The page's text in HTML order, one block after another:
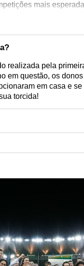
mais
campeonato que
e curiosidades
que são apaixonados
realizada pela
em questão, os
em casa e
torcida!